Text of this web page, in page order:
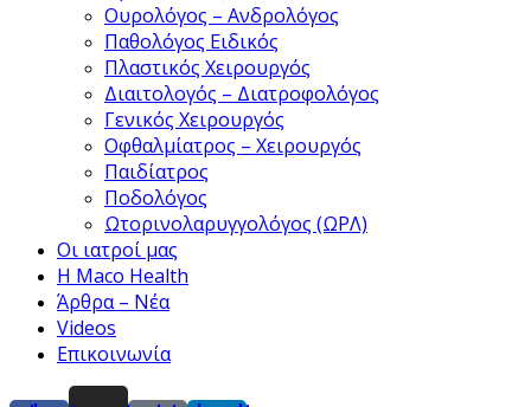
Ουρολόγος – Ανδρολόγος
Παθολόγος Ειδικός
Πλαστικός Χειρουργός
Διαιτολογός – Διατροφολόγος
Γενικός Χειρουργός
Οφθαλμίατρος – Χειρουργός
Παιδίατρος
Ποδολόγος
Ωτορινολαρυγγολόγος (ΩΡΛ)
Οι ιατροί μας
Η Maco Health
Άρθρα – Νέα
Videos
Επικοινωνία